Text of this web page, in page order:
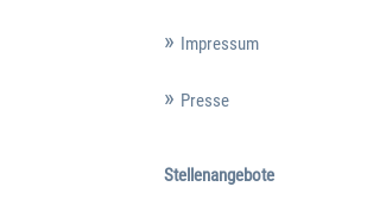
Impressum
Presse
Stellenangebote